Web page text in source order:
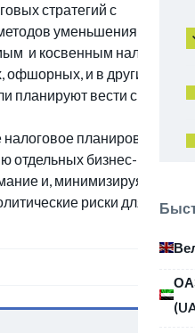
стратегий с
уменьшения
и косвенным налогам,
офшорных, и в других
планируют вести свою
планирование
отдельных бизнес-
и, минимизируя
риски для